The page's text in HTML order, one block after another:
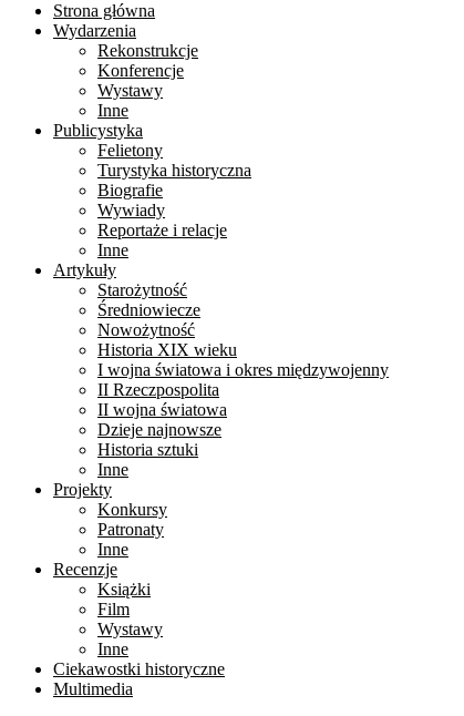
Strona główna
Wydarzenia
Rekonstrukcje
Konferencje
Wystawy
Inne
Publicystyka
Felietony
Turystyka historyczna
Biografie
Wywiady
Reportaże i relacje
Inne
Artykuły
Starożytność
Średniowiecze
Nowożytność
Historia XIX wieku
I wojna światowa i okres międzywojenny
II Rzeczpospolita
II wojna światowa
Dzieje najnowsze
Historia sztuki
Inne
Projekty
Konkursy
Patronaty
Inne
Recenzje
Książki
Film
Wystawy
Inne
Ciekawostki historyczne
Multimedia